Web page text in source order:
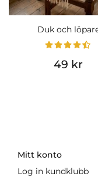
Duk och
49 kr
Mitt konto
Log in kundklubb